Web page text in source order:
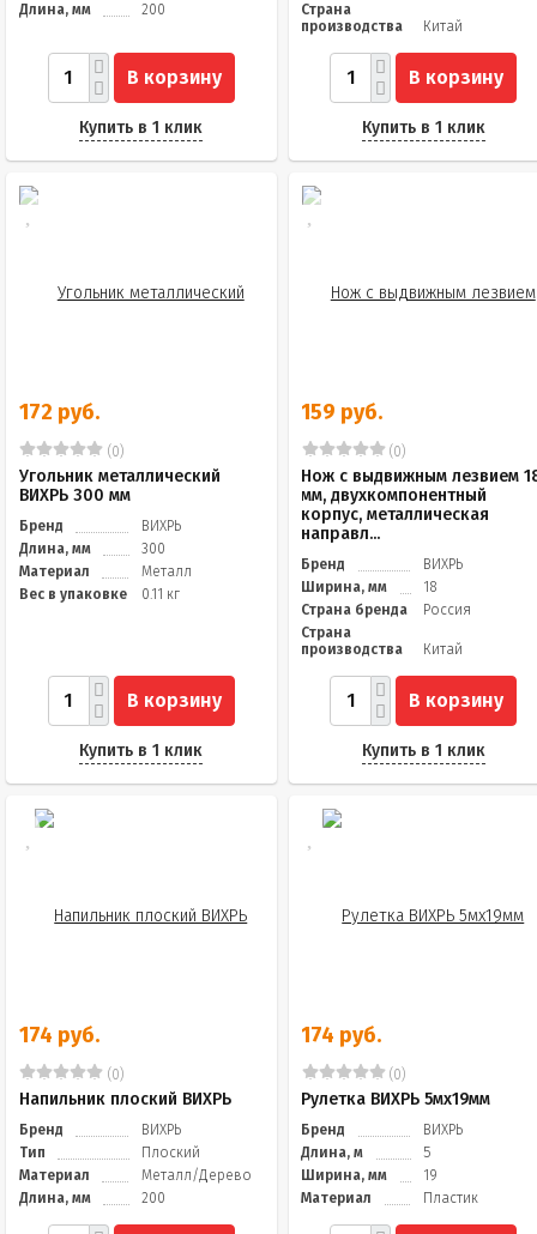
Длина, мм 200
В корзину
Купить в 1 клик
Страна
производства
Китай
В корзину
Купить в 1 клик
172 руб.
(0)
Угольник металлический
ВИХРЬ 300 мм
Бренд
ВИХРЬ
Длина, мм
300
Материал
Металл
Вес в упаковке
0.11 кг
В корзину
Купить в 1 клик
159 руб.
(0)
Нож с выдвижным лезвием
мм, двухкомпонентный
корпус, металлическая
направл...
Бренд
ВИХРЬ
Ширина, мм
18
Страна бренда
Россия
Страна
производства
Китай
В корзину
Купить в 1 клик
174 руб.
(0)
Напильник плоский ВИХРЬ
Бренд
ВИХРЬ
Тип
Плоский
Материал
Металл/Дерево
Длина, мм
200
174 руб.
(0)
Рулетка ВИХРЬ 5мх19мм
Бренд
ВИХРЬ
Длина, м
5
Ширина, мм
19
Материал
Пластик